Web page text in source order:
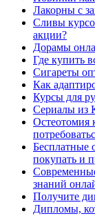
Лакорны с
Сливы
акции?
Дорамы
Где купить
Сигареты
Как
Курсы для
Сериалы из
Остеотомия
Бесплатные
покупать и
знаний
Получите
Дипломы,